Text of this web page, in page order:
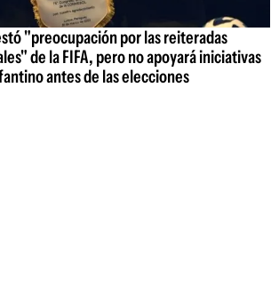
"preocupación por las reiteradas
de la FIFA, pero no apoyará iniciativas
antes de las elecciones